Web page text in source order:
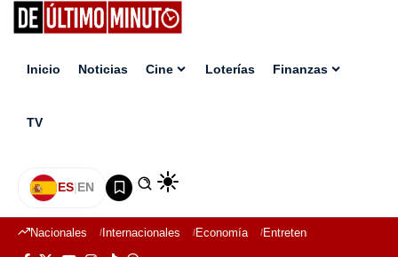
Inicio Noticias Cine Loterías Finanzas
TV
ES|EN
Nacionales Internacionales Economía Entretenimiento